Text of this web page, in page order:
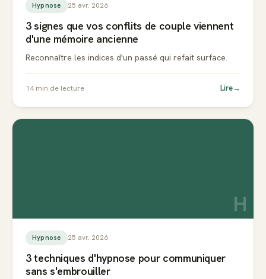
Hypnose 25 avr. 2026
3 signes que vos conflits de couple viennent
d'une mémoire ancienne
Reconnaître les indices d'un passé qui refait surface.
14min de lecture Lire→
H
Hypnose 25 avr. 2026
3 techniques d'hypnose pour communiquer
sans s'embrouiller